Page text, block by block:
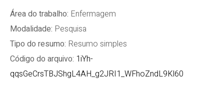
Área do trabalho: Enfermagem
Modalidade: Pesquisa
Tipo do resumo: Resumo simples
Código do arquivo: 1iYh-
qqsGeCrsTBJShgL4AH_g2JRI1_WFhoZndL9Kl60